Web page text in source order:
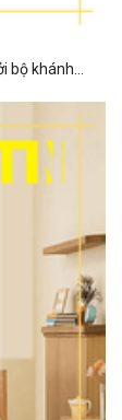
bộ khánh...